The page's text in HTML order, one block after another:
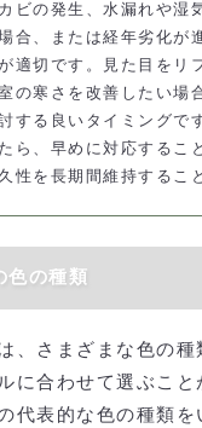
ビの発生、水漏れや湿
合、または経年劣化が
適切です。見た目をリ
の寒さを改善したい場
する良いタイミングで
ら、早めに対応するこ
性を長期間維持するこ
色の種類
、さまざまな色の種
に合わせて選ぶこ
代表的な色の種類を